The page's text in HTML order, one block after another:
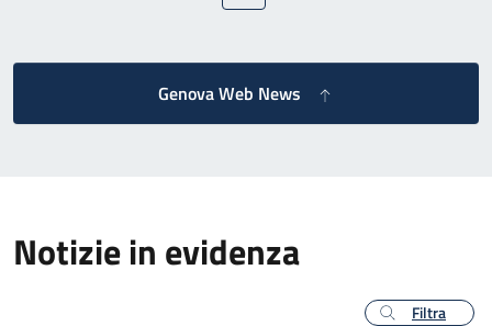
Genova Web News
Notizie in evidenza
Filtra